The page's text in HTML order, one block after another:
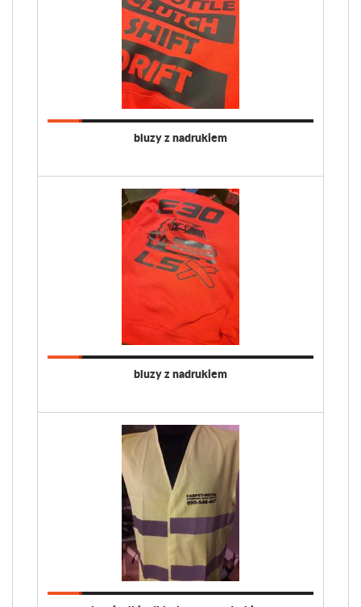
bluzy z nadrukiem
bluzy z nadrukiem